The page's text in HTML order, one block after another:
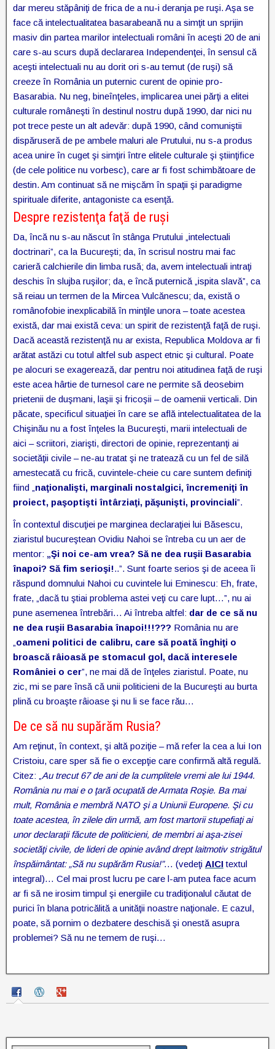
dar mereu stăpâniţi de frica de a nu-i deranja pe ruşi. Aşa se
face că intelectualitatea basarabeană nu a simţit un sprijin
masiv din partea marilor intelectuali români în aceşti 20 de ani
care s-au scurs după declararea Independenţei, în sensul că
aceşti intelectuali nu au dorit ori s-au temut (de ruşi) să
creeze în România un puternic curent de opinie pro-
Basarabia. Nu neg, bineînţeles, implicarea unei părţi a elitei
culturale româneşti în destinul nostru după 1990, dar nici nu
pot trece peste un alt adevăr: după 1990, când comuniştii
dispăruseră de pe ambele maluri ale Prutului, nu s-a produs
acea unire în cuget şi simţiri între elitele culturale şi ştiinţifice
(de cele politice nu vorbesc), care ar fi fost schimbătoare de
destin. Am continuat să ne mişcăm în spaţii şi paradigme
spirituale diferite, antagoniste ca esenţă.
Despre rezistenţa faţă de ruşi
Da, încă nu s-au născut în stânga Prutului „intelectuali
doctrinari”, ca la Bucureşti; da, în scrisul nostru mai fac
carieră calchierile din limba rusă; da, avem intelectuali intraţi
deschis în slujba ruşilor; da, e încă puternică „ispita slavă”, ca
să reiau un termen de la Mircea Vulcănescu; da, există o
românofobie inexplicabilă în minţile unora – toate acestea
există, dar mai există ceva: un spirit de rezistenţă faţă de ruşi.
Dacă această rezistenţă nu ar exista, Republica Moldova ar fi
arătat astăzi cu totul altfel sub aspect etnic şi cultural. Poate
pe alocuri se exagerează, dar pentru noi atitudinea faţă de ruşi
este acea hârtie de turnesol care ne permite să deosebim
prietenii de duşmani, laşii şi fricoşii – de oamenii verticali. Din
păcate, specificul situaţiei în care se află intelectualitatea de la
Chişinău nu a fost înţeles la Bucureşti, marii intelectuali de
aici – scriitori, ziarişti, directori de opinie, reprezentanţi ai
societăţii civile – ne-au tratat şi ne tratează cu un fel de silă
amestecată cu frică, cuvintele-cheie cu care suntem definiţi
fiind „naţionalişti, marginali nostalgici, încremeniţi în
proiect, paşoptişti întârziaţi, păşunişti, provinciali”.
În contextul discuţiei pe marginea declaraţiei lui Băsescu,
ziaristul bucureştean Ovidiu Nahoi se întreba cu un aer de
mentor: „Şi noi ce-am vrea? Să ne dea ruşii Basarabia
înapoi? Să fim serioşi!..”. Sunt foarte serios şi de aceea îi
răspund domnului Nahoi cu cuvintele lui Eminescu: Eh, frate,
frate, „dacă tu ştiai problema astei veţi cu care lupt…”, nu ai
pune asemenea întrebări… Ai întreba altfel: dar de ce să nu
ne dea ruşii Basarabia înapoi!!!??? România nu are
„oameni politici de calibru, care să poată înghiţi o
broască râioasă pe stomacul gol, dacă interesele
României o cer”, ne mai dă de înţeles ziaristul. Poate, nu
zic, mi se pare însă că unii politicieni de la Bucureşti au burta
plină cu broaşte râioase şi nu li se face rău…
De ce să nu supărăm Rusia?
Am reţinut, în context, şi altă poziţie – mă refer la cea a lui Ion
Cristoiu, care sper să fie o excepţie care confirmă altă regulă.
Citez: „Au trecut 67 de ani de la cumplitele vremi ale lui 1944.
România nu mai e o ţară ocupată de Armata Roşie. Ba mai
mult, România e membră NATO şi a Uniunii Europene. Şi cu
toate acestea, în zilele din urmă, am fost martorii stupefiaţi ai
unor declaraţii făcute de politicieni, de membri ai aşa-zisei
societăţi civile, de lideri de opinie având drept laitmotiv strigătul
înspăimântat: „Să nu supărăm Rusia!”… (vedeţi AICI textul
integral)… Cel mai prost lucru pe care l-am putea face acum
ar fi să ne irosim timpul şi energiile cu tradiţionalul căutat de
purici în blana potricălită a unităţii noastre naţionale. E cazul,
poate, să pornim o dezbatere deschisă şi onestă asupra
problemei? Să nu ne temem de ruşi…